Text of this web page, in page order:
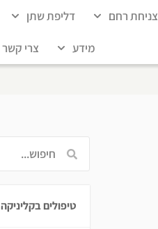
צניחת רחם דליפת שתן
מידע צרי קשר
טיפולים בקליניקה